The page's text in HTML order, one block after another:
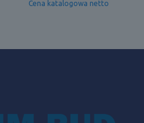
Cena katalogowa netto